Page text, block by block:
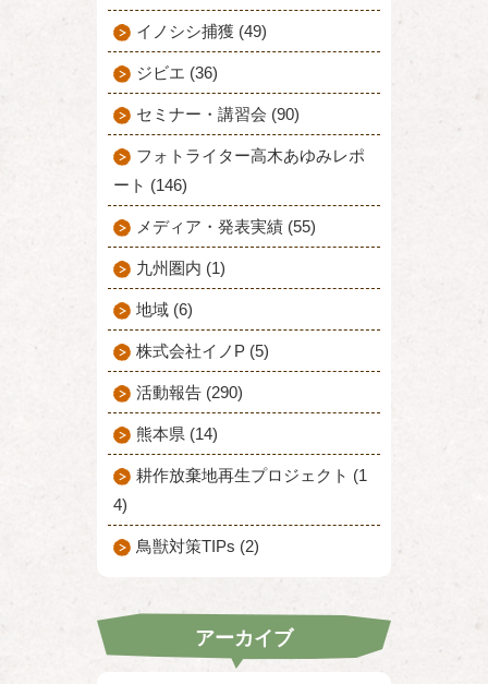
イノシシ捕獲 (49)
ジビエ (36)
セミナー・講習会 (90)
フォトライター高木あゆみレポ
ート (146)
メディア・発表実績 (55)
九州圏内 (1)
地域 (6)
株式会社イノP (5)
活動報告 (290)
熊本県 (14)
耕作放棄地再生プロジェクト (1
4)
鳥獣対策TIPs (2)
アーカイブ